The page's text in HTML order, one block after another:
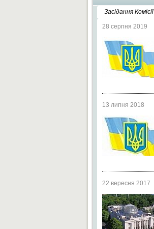
Засідання Комісії
28 серпня 2019
13 липня 2018
22 вересня 2017